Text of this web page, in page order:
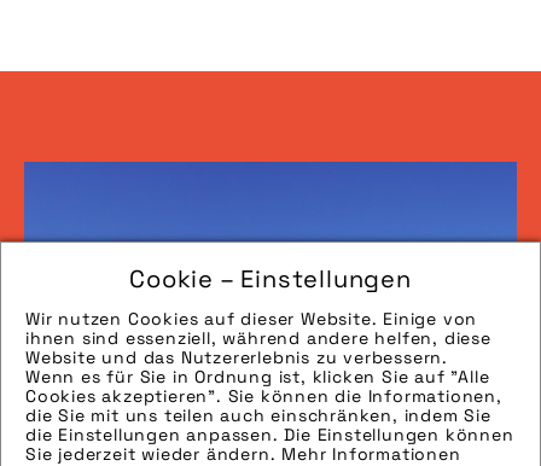
Cookie – Einstellungen
Wir nutzen Cookies auf dieser Website. Einige von
ihnen sind essenziell, während andere helfen, diese
Website und das Nutzererlebnis zu verbessern.
Wenn es für Sie in Ordnung ist, klicken Sie auf "Alle
Cookies akzeptieren". Sie können die Informationen,
die Sie mit uns teilen auch einschränken, indem Sie
die Einstellungen anpassen. Die Einstellungen können
Sie jederzeit wieder ändern. Mehr Informationen